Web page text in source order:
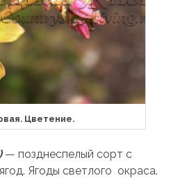
Цветение.
— позднеспелый сорт с
Ягоды светлого окраса.